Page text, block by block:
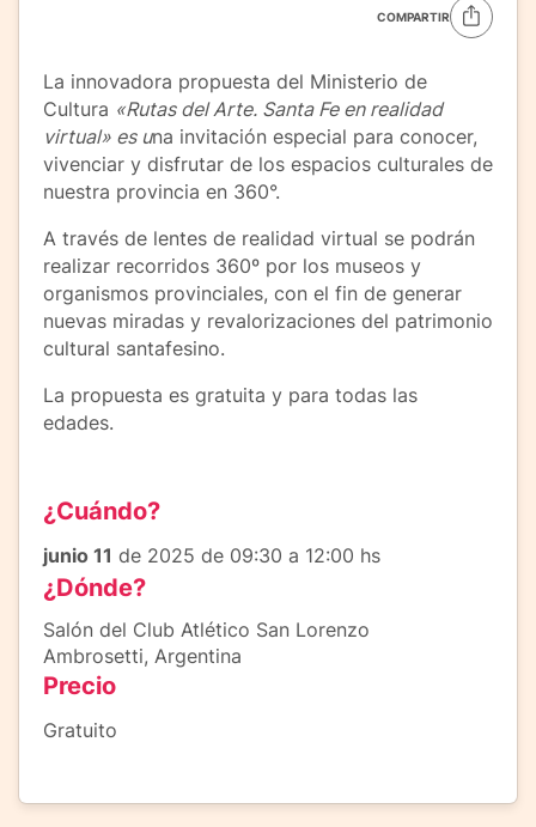
COMPARTIR
La innovadora propuesta del Ministerio de
Cultura «Rutas del Arte. Santa Fe en realidad
virtual» es una invitación especial para conocer,
vivenciar y disfrutar de los espacios culturales de
nuestra provincia en 360°.
A través de lentes de realidad virtual se podrán
realizar recorridos 360º por los museos y
organismos provinciales, con el fin de generar
nuevas miradas y revalorizaciones del patrimonio
cultural santafesino.
La propuesta es gratuita y para todas las
edades.
¿Cuándo?
junio 11 de 2025 de 09:30 a 12:00 hs
¿Dónde?
Salón del Club Atlético San Lorenzo
Ambrosetti, Argentina
Precio
Gratuito